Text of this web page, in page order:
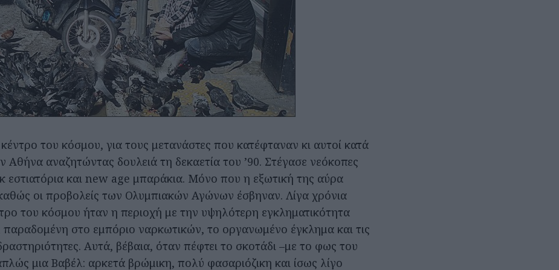
του κόσμου, για τους μετανάστες που κατέφταναν κι αυτοί κατά
Αθήνα αναζητώντας δουλειά τη δεκαετία του ’90. Στέγασε νεόκοπες
εστιατόρια και new age μπαράκια. Μόνο που η εξωτική της αύρα
οι προβολείς των Ολυμπιακών Αγώνων έσβηναν. Λίγα χρόνια
του κόσμου ήταν η περιοχή με την υψηλότερη εγκληματικότητα
στο εμπόριο ναρκωτικών, το οργανωμένο έγκλημα και τις
Αυτά, βέβαια, όταν πέφτει το σκοτάδι –με το φως του
μια Βαβέλ: αρκετά βρώμικη, πολύ φασαριόζικη και ίσως λίγο